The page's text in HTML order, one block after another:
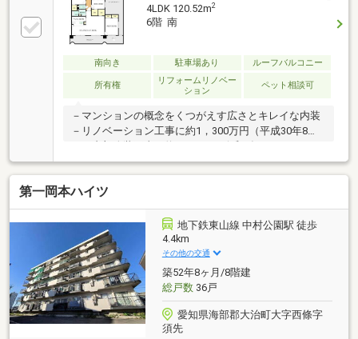
4LDK 120.52m2
6階 南
南向き 駐車場あり ルーフバルコニー
所有権
リフォームリノベー
ション
ペット相談可
－マンションの概念をくつがえす広さとキレイな内装
－リノベーション工事に約1，300万円（平成30年8
月）内部改装工事に約400万円（令和3年8月）かけま
した！
第一岡本ハイツ
地下鉄東山線 中村公園駅 徒歩
4.4km
その他の交通
築52年8ヶ月/8階建
総戸数36戸
愛知県海部郡大治町大字西條字
須先